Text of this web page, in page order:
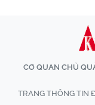
CƠ QUAN CHỦ
TRANG THÔNG TIN